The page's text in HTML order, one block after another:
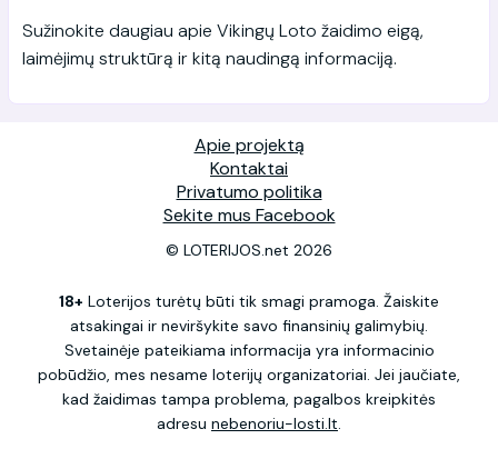
Sužinokite daugiau apie Vikingų Loto žaidimo eigą,
laimėjimų struktūrą ir kitą naudingą informaciją.
Apie projektą
Kontaktai
Privatumo politika
Sekite mus Facebook
© LOTERIJOS.net 2026
18+ Loterijos turėtų būti tik smagi pramoga. Žaiskite
atsakingai ir neviršykite savo finansinių galimybių.
Svetainėje pateikiama informacija yra informacinio
pobūdžio, mes nesame loterijų organizatoriai. Jei jaučiate,
kad žaidimas tampa problema, pagalbos kreipkitės
adresu nebenoriu-losti.lt